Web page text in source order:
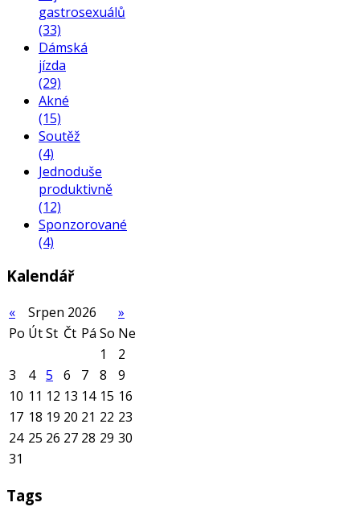
gastrosexuálů
(33)
Dámská
jízda
(29)
Akné
(15)
Soutěž
(4)
Jednoduše
produktivně
(12)
Sponzorované
(4)
Kalendář
« Srpen 2026
»
Po ÚtSt Čt Pá So Ne
1
2
3
4 5 6 7 8
9
10 11 12 13 14 15 16
17 18 19 20 21 22 23
24 25 26 27 28 29 30
31
Tags